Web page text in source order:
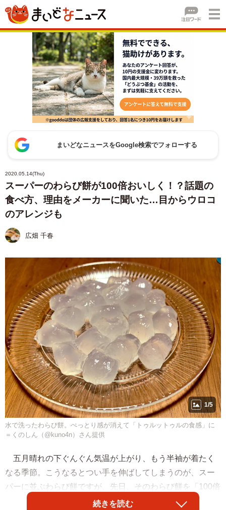
まいどなニュースをGoogle検索でフォローする
2020.05.14(Thu)
スーパーのわらび餅が100倍おいしく！？話題の
食べ方、理由をメーカーに聞いた…目からウロコ
のアレンジも
広畑 千春
1/5
水で洗ったわらび餅。ぺっとり感が消えて「トゥルットゥルの食感」に
＝くのしん（@kuno4n）さん提供
五月晴れの下ぐんぐん気温が上がり、もう半袖が着たく
なる季節。こうなるとつい手を伸ばしてしまうのが、スー
パーに並ぶわらび餅ですが、先日、そのわらび餅を「100倍
美味しく食べる方法」がネット上を駆け巡りました。その
続きを読む